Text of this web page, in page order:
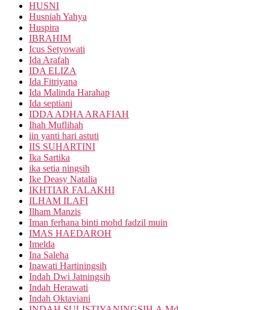
HUSNI
Husniah Yahya
Huspira
IBRAHIM
Icus Setyowati
Ida Arafah
IDA ELIZA
Ida Fitriyana
Ida Malinda Harahap
Ida septiani
IDDA ADHA ARAFIAH
Ihah Muflihah
iin yanti hari astuti
IIS SUHARTINI
Ika Sartika
ika setia ningsih
Ike Deasy Natalia
IKHTIAR FALAKHI
ILHAM ILAFI
Ilham Manzis
Iman ferhana binti mohd fadzil muin
IMAS HAEDAROH
Imelda
Ina Saleha
Inawati Hartiningsih
Indah Dwi Jatningsih
Indah Herawati
Indah Oktaviani